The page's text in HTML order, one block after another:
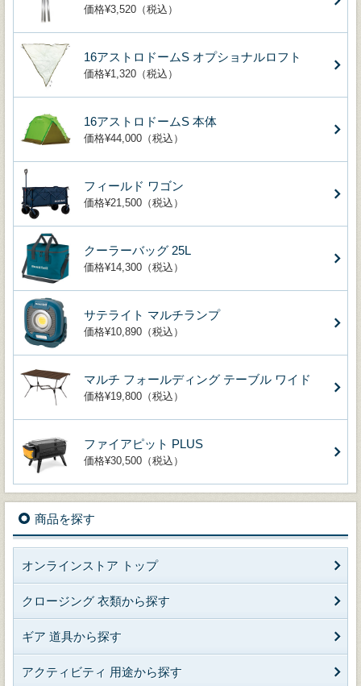
価格¥3,520（税込）
16アストロドームS オプショナルロフト
価格¥1,320（税込）
16アストロドームS 本体
価格¥44,000（税込）
フィールド ワゴン
価格¥21,500（税込）
クーラーバッグ 25L
価格¥14,300（税込）
サテライト マルチランプ
価格¥10,890（税込）
マルチ フォールディング テーブル ワイド
価格¥19,800（税込）
ファイアピット PLUS
価格¥30,500（税込）
商品を探す
オンラインストア トップ
クロージング 衣類から探す
ギア 道具から探す
アクティビティ 用途から探す